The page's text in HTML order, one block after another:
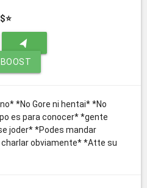
navigation
BOOST
*No Gore ni hentai* *No
es para conocer* *gente
joder* *Podes mandar
obviamente* *Atte su